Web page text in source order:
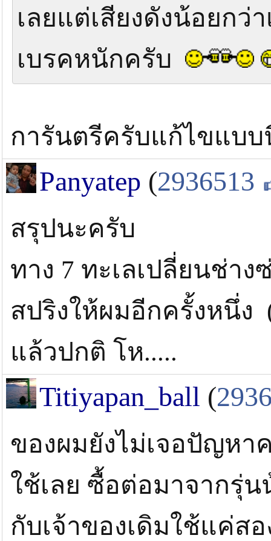
เลยแต่เสียงดังน้อยกว่
เบรคหนักครับ
การันตรีครับแก้ไขแบ
Panyatep (2936513
สรุปนะครับ
ทาง 7 ทะเลเปลี่ยนช่า
สปริงให้ผมอีกครั้งหนึ่ง
แล้วปกติ โห.....
Titiyapan_ball (
ของผมยังไม่เจอปัญหา
ใช้เลย ซื้อต่อมาจากรุ่
กับเจ้าของเดิมใช้แค่ส